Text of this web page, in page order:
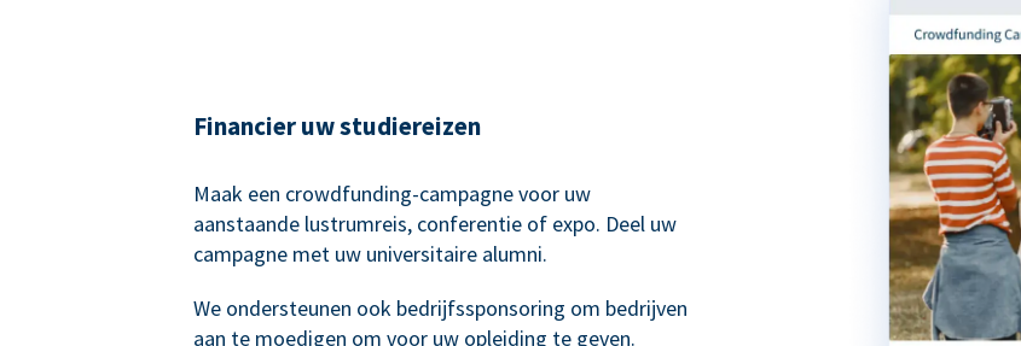
Financier uw studiereizen
Maak een crowdfunding-campagne voor uw
aanstaande lustrumreis, conferentie of expo. Deel uw
campagne met uw universitaire alumni.
We ondersteunen ook bedrijfssponsoring om bedrijven
aan te moedigen om voor uw opleiding te geven.